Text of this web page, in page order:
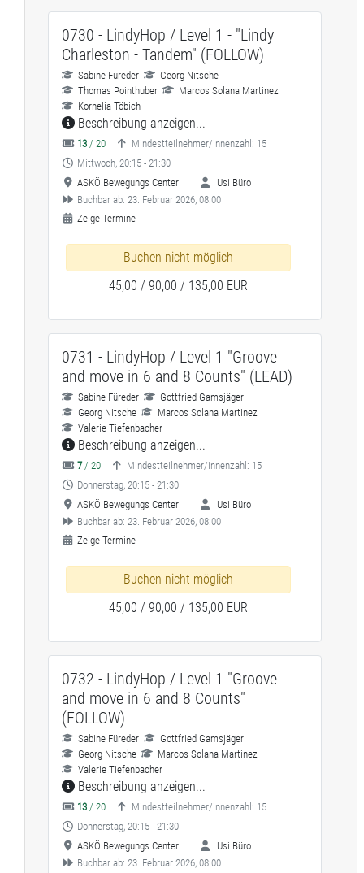
0730 - LindyHop / Level 1 - "Lindy
Charleston - Tandem" (FOLLOW)
Sabine Füreder
Georg Nitsche
Thomas Pointhuber
Marcos Solana Martinez
Kornelia Töbich
Beschreibung anzeigen...
13 / 20
Mindestteilnehmer/innenzahl: 15
Mittwoch, 20:15 - 21:30
ASKÖ Bewegungs Center
Usi Büro
Buchbar ab: 23. Februar 2026, 08:00
Zeige Termine
Buchen nicht möglich
45,00 / 90,00 / 135,00 EUR
0731 - LindyHop / Level 1 "Groove
and move in 6 and 8 Counts" (LEAD)
Sabine Füreder
Gottfried Gamsjäger
Georg Nitsche
Marcos Solana Martinez
Valerie Tiefenbacher
Beschreibung anzeigen...
7/ 20
Mindestteilnehmer/innenzahl: 15
Donnerstag, 20:15 - 21:30
ASKÖ Bewegungs Center
Usi Büro
Buchbar ab: 23. Februar 2026, 08:00
Zeige Termine
Buchen nicht möglich
45,00 / 90,00 / 135,00 EUR
0732 - LindyHop / Level 1 "Groove
and move in 6 and 8 Counts"
(FOLLOW)
Sabine Füreder
Gottfried Gamsjäger
Georg Nitsche
Marcos Solana Martinez
Valerie Tiefenbacher
Beschreibung anzeigen...
13 / 20
Mindestteilnehmer/innenzahl: 15
Donnerstag, 20:15 - 21:30
ASKÖ Bewegungs Center
Usi Büro
Buchbar ab: 23. Februar 2026, 08:00